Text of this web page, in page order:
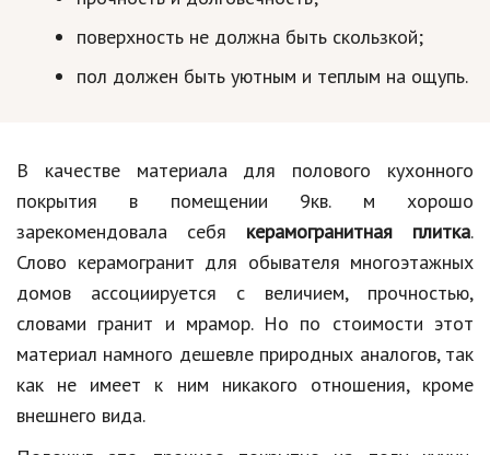
поверхность не должна быть скользкой;
пол должен быть уютным и теплым на ощупь.
В качестве материала для полового кухонного
покрытия в помещении 9кв. м хорошо
зарекомендовала себя керамогранитная плитка.
Слово керамогранит для обывателя многоэтажных
домов ассоциируется с величием, прочностью,
словами гранит и мрамор. Но по стоимости этот
материал намного дешевле природных аналогов, так
как не имеет к ним никакого отношения, кроме
внешнего вида.